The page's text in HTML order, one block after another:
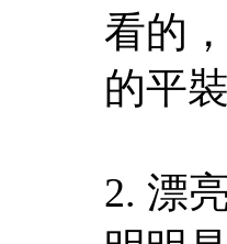
看的
的平
2. 漂